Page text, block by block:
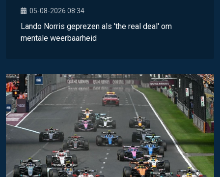
05-08-2026 08:34
Lando Norris geprezen als 'the real deal' om
mentale weerbaarheid